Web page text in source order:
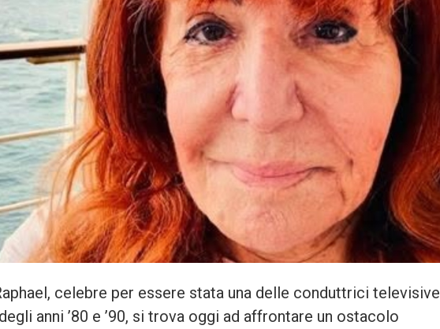
celebre per essere stata una delle conduttrici televisive
anni ’80 e ’90, si trova oggi ad affrontare un ostacolo